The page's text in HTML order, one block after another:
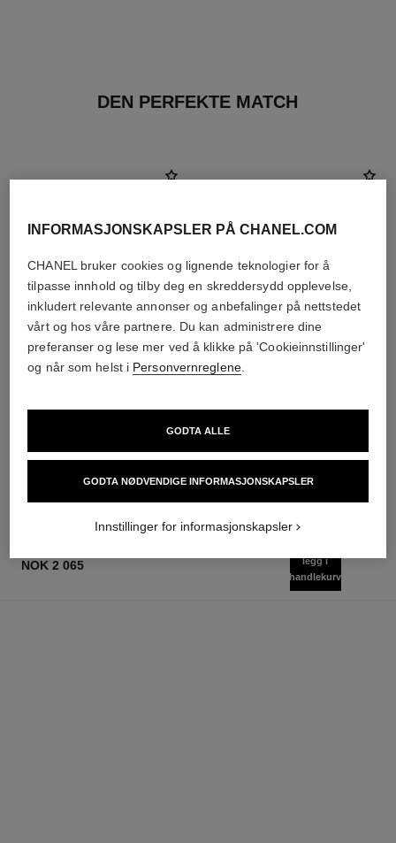
DEN PERFEKTE MATCH
Ref. 102400
starter fra
nok 1 440
Ref. 102900
nok 875
NOK 2 065
legg i
handlekurv
INFORMASJONSKAPSLER PÅ CHANEL.COM
CHANEL bruker cookies og lignende teknologier for å
tilpasse innhold og tilby deg en skreddersydd opplevelse,
inkludert relevante annonser og anbefalinger på nettstedet
vårt og hos våre partnere. Du kan administrere dine
preferanser og lese mer ved å klikke på 'Cookieinnstillinger'
og når som helst i Personvernreglene.
GODTA NØDVENDIGE INFORMASJONSKAPSLER
GODTA ALLE
Innstillinger for informasjonskapsler